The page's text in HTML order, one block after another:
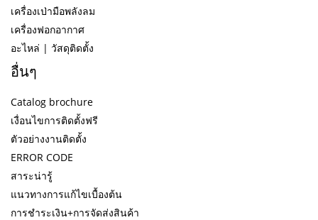
เครื่องเป่ามือพลังลม
เครื่องฟอกอากาศ
อะไหล่ | วัสดุติดตั้ง
อื่นๆ
Catalog brochure
เงื่อนไขการติดตั้งฟรี
ตัวอย่างงานติดตั้ง
ERROR CODE
สาระน่ารู้
แนวทางการแก้ไขเบื้องต้น
การชำระเงิน+การจัดส่งสินค้า